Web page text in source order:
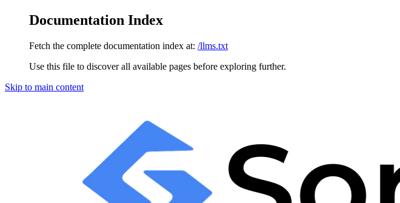
Documentation Index
Fetch the complete documentation index at: /llms.txt
Use this file to discover all available pages before exploring further.
Skip to main content